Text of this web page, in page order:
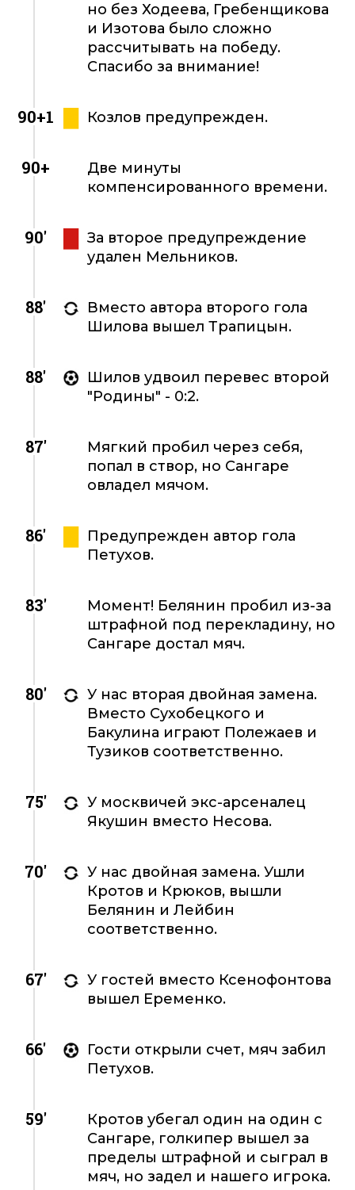
но без Ходеева, Гребенщикова
и Изотова было сложно
рассчитывать на победу.
Спасибо за внимание!
90+1 Козлов предупрежден.
90+
Две минуты
компенсированного времени.
90'
За второе предупреждение
удален Мельников.
88'
Вместо автора второго гола
Шилова вышел Трапицын.
88'
Шилов удвоил перевес второй
"Родины" - 0:2.
87'
Мягкий пробил через себя,
попал в створ, но Сангаре
овладел мячом.
86'
Предупрежден автор гола
Петухов.
83'
Момент! Белянин пробил из-за
штрафной под перекладину, но
Сангаре достал мяч.
80'
У нас вторая двойная замена.
Вместо Сухобецкого и
Бакулина играют Полежаев и
Тузиков соответственно.
75'
У москвичей экс-арсеналец
Якушин вместо Несова.
70'
У нас двойная замена. Ушли
Кротов и Крюков, вышли
Белянин и Лейбин
соответственно.
67'
У гостей вместо Ксенофонтова
вышел Еременко.
66'
Гости открыли счет, мяч забил
Петухов.
59'
Кротов убегал один на один с
Сангаре, голкипер вышел за
пределы штрафной и сыграл в
мяч, но задел и нашего игрока.